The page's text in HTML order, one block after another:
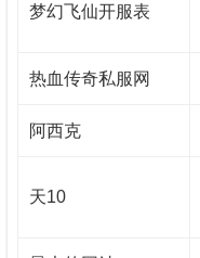
梦幻飞仙开服表
热血传奇私服网
阿西克
天10